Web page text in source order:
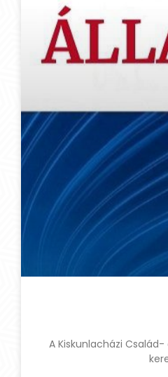
A Kiskunlacházi